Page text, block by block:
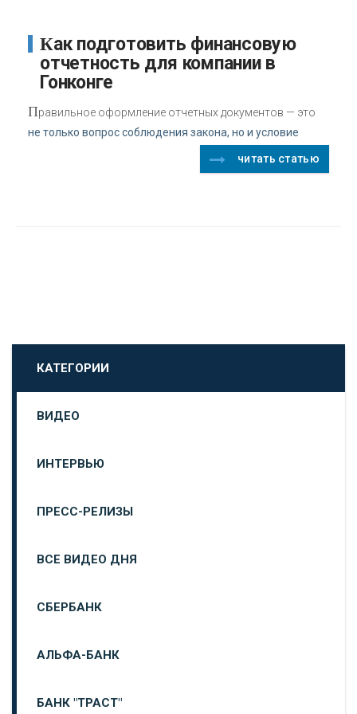
Как подготовить финансовую
отчетность для компании в
Гонконге
Правильное оформление отчетных документов — это
не только вопрос соблюдения закона, но и условие
читать статью
КАТЕГОРИИ
ВИДЕО
ИНТЕРВЬЮ
ПРЕСС-РЕЛИЗЫ
ВСЕ ВИДЕО ДНЯ
СБЕРБАНК
АЛЬФА-БАНК
БАНК "ТРАСТ"